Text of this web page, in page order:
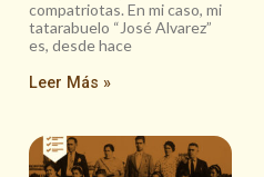
compatriotas. En mi caso, mi
tatarabuelo “José Alvarez”
es, desde hace
Leer Más »